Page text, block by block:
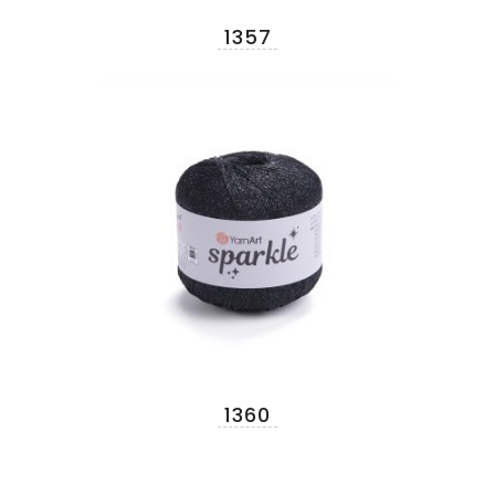
1357
1360